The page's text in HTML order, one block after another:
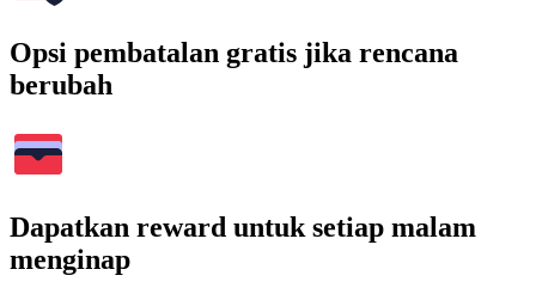
Opsi pembatalan gratis jika rencana
berubah
Dapatkan reward untuk setiap malam
menginap